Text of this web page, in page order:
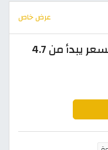
عرض خاص
عروض سلفردج 2026 | عطور بسعر يبدأ من 4.7